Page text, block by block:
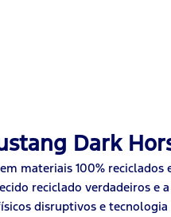
Dark
materiais 100% reciclados
reciclado verdadeiros e
disruptivos e tecnologia